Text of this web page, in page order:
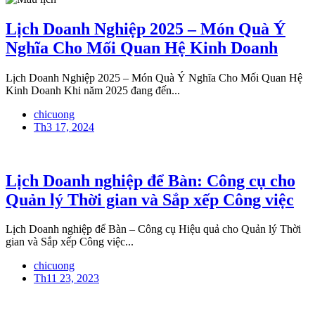
Lịch Doanh Nghiệp 2025 – Món Quà Ý
Nghĩa Cho Mối Quan Hệ Kinh Doanh
Lịch Doanh Nghiệp 2025 – Món Quà Ý Nghĩa Cho Mối Quan Hệ
Kinh Doanh Khi năm 2025 đang đến...
chicuong
Th3 17, 2024
Lịch Doanh nghiệp để Bàn: Công cụ cho
Quản lý Thời gian và Sắp xếp Công việc
Lịch Doanh nghiệp để Bàn – Công cụ Hiệu quả cho Quản lý Thời
gian và Sắp xếp Công việc...
chicuong
Th11 23, 2023